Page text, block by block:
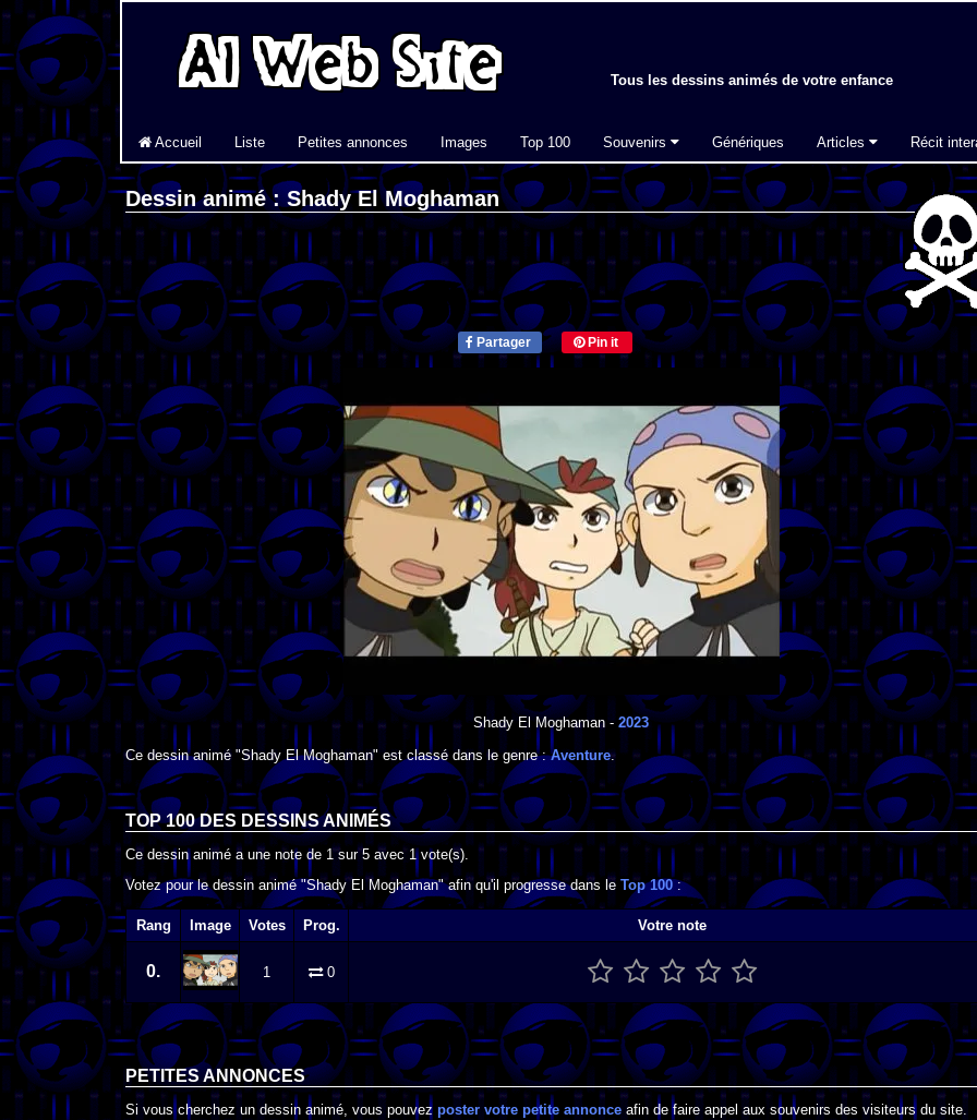
Tous les dessins animés de votre enfance
Accueil Liste Petites annonces Images Top 100 Souvenirs Génériques Articles Récit
Dessin animé : Shady El Moghaman
Partager Pin it
Shady El Moghaman - 2023
Ce dessin animé "Shady El Moghaman" est classé dans le genre :Aventure.
TOP 100 DES DESSINS ANIMÉS
Ce dessin animé a une note de 1sur5 avec 1vote(s).
Votez pour le dessin animé "Shady El Moghaman" afin qu'il progresse dans le Top 100:
Rang Image Votes Prog. Votre note
0. 1 0
PETITES ANNONCES
Si vous cherchez un dessin animé, vous pouvez poster votre petite annonce afin de faire appel aux souvenirs des visiteurs du site.